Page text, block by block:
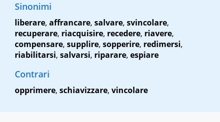
Sinonimi
liberare, affrancare, salvare, svincolare,
recuperare, riacquisire, recedere, riavere,
compensare, supplire, sopperire, redimersi,
riabilitarsi, salvarsi, riparare, espiare
Contrari
opprimere, schiavizzare, vincolare